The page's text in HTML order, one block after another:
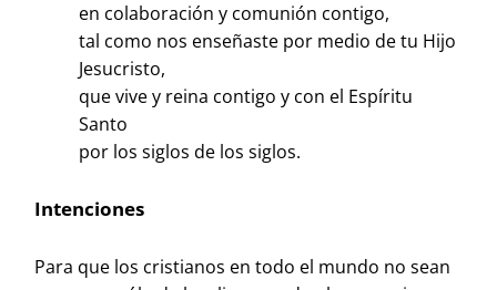
en colaboración y comunión contigo,
tal como nos enseñaste por medio de tu Hijo
Jesucristo,
que vive y reina contigo y con el Espíritu
Santo
por los siglos de los siglos.
Intenciones
Para que los cristianos en todo el mundo no sean